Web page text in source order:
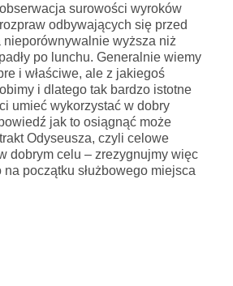
surowości wyroków
odbywających się przed
nieporównywalnie wyższa niż
po lunchu. Generalnie wiemy
i właściwe, ale z jakiegoś
i dlatego tak bardzo istotne
umieć wykorzystać w dobry
jak to osiągnąć może
Odyseusza, czyli celowe
dobrym celu – zrezygnujmy więc
początku służbowego miejsca